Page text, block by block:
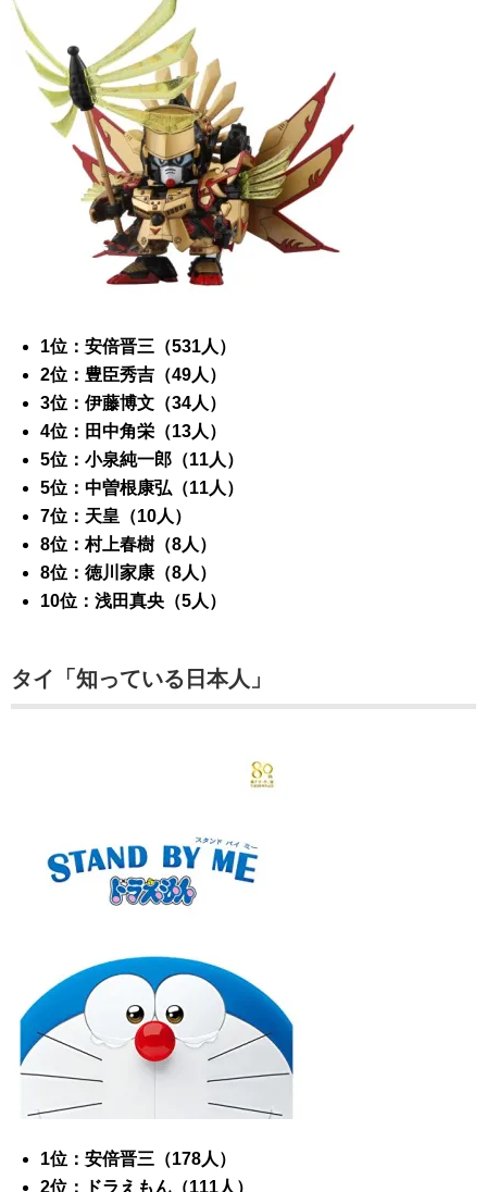
1位：安倍晋三（531人）
2位：豊臣秀吉（49人）
3位：伊藤博文（34人）
4位：田中角栄（13人）
5位：小泉純一郎（11人）
5位：中曽根康弘（11人）
7位：天皇（10人）
8位：村上春樹（8人）
8位：徳川家康（8人）
10位：浅田真央（5人）
タイ「知っている日本人」
1位：安倍晋三（178人）
2位：ドラえもん（111人）